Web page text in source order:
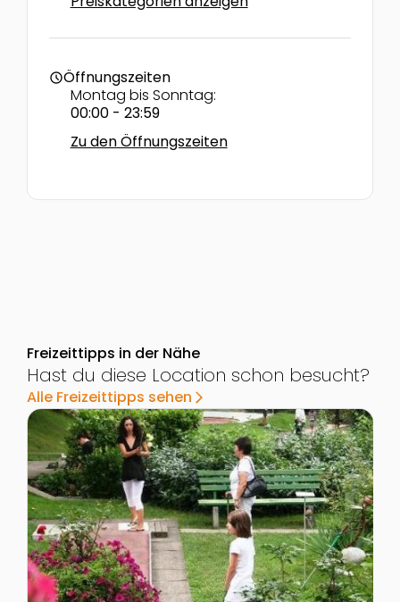
scheduleÖffnungszeiten
Montag bis Sonntag:
00:00 - 23:59
Zu den Öffnungszeiten
Freizeittipps in der Nähe
Hast du diese Location schon besucht?
Alle Freizeittipps sehen arrow_forward_ios
Zur Detailseite von Minigolfanlage "Grüner Baum"